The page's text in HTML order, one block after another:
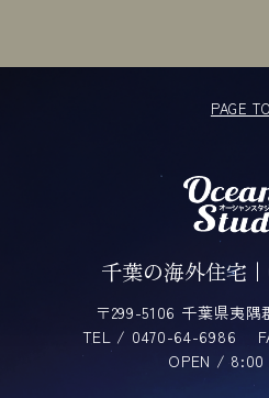
PAGE
千葉の海外住宅
〒299-5106 千葉県夷隅
TEL / 0470-64-6986
OPEN / 8:00